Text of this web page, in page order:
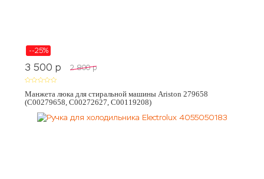
--25%
3 500 p 2 800 p
Манжета люка для стиральной машины Ariston 279658
(C00279658, C00272627, C00119208)